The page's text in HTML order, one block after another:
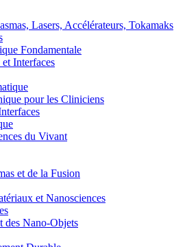
Lasers, Accélérateurs, Tokamaks
Fondamentale
Interfaces
pour les Cliniciens
du Vivant
et de la Fusion
et Nanosciences
Nano-Objets